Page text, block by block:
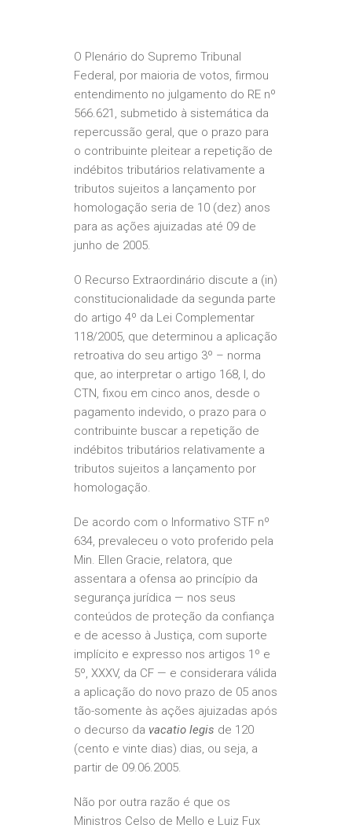
O Plenário do Supremo Tribunal
Federal, por maioria de votos, firmou
entendimento no julgamento do RE nº
566.621, submetido à sistemática da
repercussão geral, que o prazo para
o contribuinte pleitear a repetição de
indébitos tributários relativamente a
tributos sujeitos a lançamento por
homologação seria de 10 (dez) anos
para as ações ajuizadas até 09 de
junho de 2005.
O Recurso Extraordinário discute a (in)
constitucionalidade da segunda parte
do artigo 4º da Lei Complementar
118/2005, que determinou a aplicação
retroativa do seu artigo 3º – norma
que, ao interpretar o artigo 168, I, do
CTN, fixou em cinco anos, desde o
pagamento indevido, o prazo para o
contribuinte buscar a repetição de
indébitos tributários relativamente a
tributos sujeitos a lançamento por
homologação.
De acordo com o Informativo STF nº
634, prevaleceu o voto proferido pela
Min. Ellen Gracie, relatora, que
assentara a ofensa ao princípio da
segurança jurídica — nos seus
conteúdos de proteção da confiança
e de acesso à Justiça, com suporte
implícito e expresso nos artigos 1º e
5º, XXXV, da CF — e considerara válida
a aplicação do novo prazo de 05 anos
tão-somente às ações ajuizadas após
o decurso da vacatio legis de 120
(cento e vinte dias) dias, ou seja, a
partir de 09.06.2005.
Não por outra razão é que os
Ministros Celso de Mello e Luiz Fux